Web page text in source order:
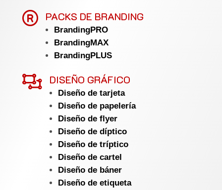
 PACKS DE BRANDING
BrandingPRO
BrandingMAX
BrandingPLUS
 DISEÑO GRÁFICO
Diseño de tarjeta
Diseño de papelería
Diseño de flyer
Diseño de díptico
Diseño de tríptico
Diseño de cartel
Diseño de báner
Diseño de etiqueta